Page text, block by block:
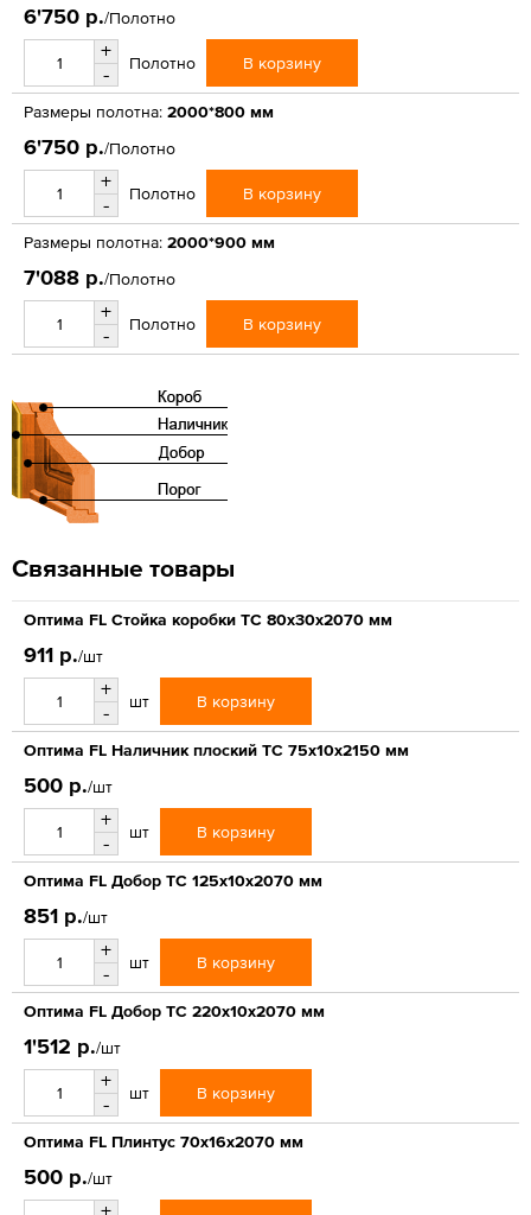
6'750 р./Полотно
+
-
Полотно В корзину
Размеры полотна: 2000*800 мм
6'750 р./Полотно
+
-
Полотно В корзину
Размеры полотна: 2000*900 мм
7'088 р./Полотно
+
-
Полотно В корзину
Связанные товары
Оптима FL Стойка коробки ТС 80х30х2070 мм
911 р./шт
+
-
шт В корзину
Оптима FL Наличник плоский ТС 75х10х2150 мм
500 р./шт
+
-
шт В корзину
Оптима FL Добор ТС 125х10х2070 мм
851 р./шт
+
-
шт В корзину
Оптима FL Добор ТС 220х10х2070 мм
1'512 р./шт
+
-
шт В корзину
Оптима FL Плинтус 70х16х2070 мм
500 р./шт